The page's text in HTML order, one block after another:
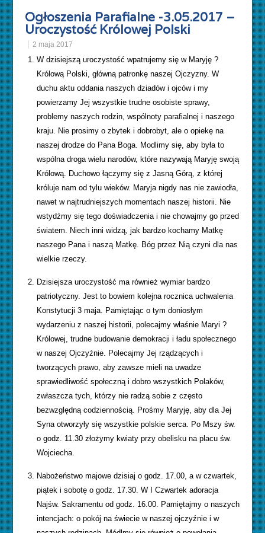
Ogłoszenia Parafialne -3.05.2017 –
Uroczystość Królowej Polski
2 maja 2017
W dzisiejszą uroczystość wpatrujemy się w Maryję ?
Królową Polski, główną patronkę naszej Ojczyzny. W
duchu aktu oddania naszych dziadów i ojców i my
powierzamy Jej wszystkie trudne osobiste sprawy,
problemy naszych rodzin, wspólnoty parafialnej i naszego
kraju. Nie prosimy o zbytek i dobrobyt, ale o opiekę na
naszej drodze do Pana Boga. Modlimy się, aby była to
wspólna droga wielu narodów, które nazywają Maryję swoją
Królową. Duchowo łączymy się z Jasną Górą, z której
króluje nam od tylu wieków. Maryja nigdy nas nie zawiodła,
nawet w najtrudniejszych momentach naszej historii. Nie
wstydźmy się tego doświadczenia i nie chowajmy go przed
światem. Niech inni widzą, jak bardzo kochamy Matkę
naszego Pana i naszą Matkę. Bóg przez Nią czyni dla nas
wielkie rzeczy.
Dzisiejsza uroczystość ma również wymiar bardzo
patriotyczny. Jest to bowiem kolejna rocznica uchwalenia
Konstytucji 3 maja. Pamiętając o tym doniosłym
wydarzeniu z naszej historii, polecajmy właśnie Maryi ?
Królowej, trudne budowanie demokracji i ładu społecznego
w naszej Ojczyźnie. Polecajmy Jej rządzących i
tworzących prawo, aby zawsze mieli na uwadze
sprawiedliwość społeczną i dobro wszystkich Polaków,
zwłaszcza tych, którzy nie radzą sobie z często
bezwzględną codziennością. Prośmy Maryję, aby dla Jej
Syna otworzyły się wszystkie polskie serca. Po Mszy św.
o godz. 11.30 złożymy kwiaty przy obelisku na placu św.
Wojciecha.
Nabożeństwo majowe dzisiaj o godz. 17.00, a w czwartek,
piątek i sobotę o godz. 17.30. W I Czwartek adoracja
Najśw. Sakramentu od godz. 16.00. Pamiętajmy o naszych
intencjach: o pokój na świecie w naszej ojczyźnie i w